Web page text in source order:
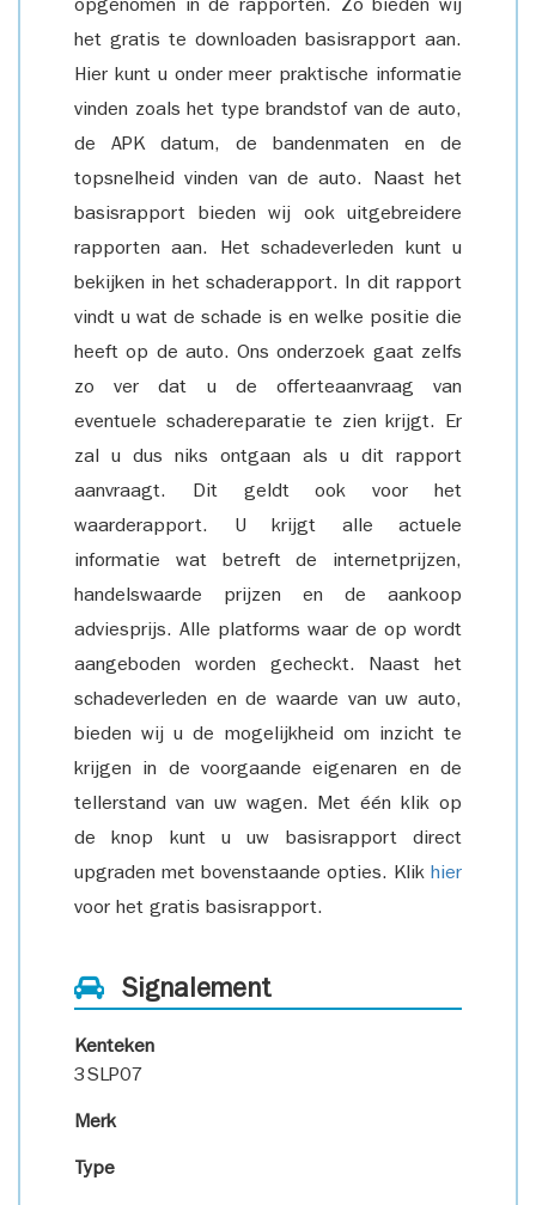
opgenomen in de rapporten. Zo bieden wij
het gratis te downloaden basisrapport aan.
Hier kunt u onder meer praktische informatie
vinden zoals het type brandstof van de auto,
de APK datum, de bandenmaten en de
topsnelheid vinden van de auto. Naast het
basisrapport bieden wij ook uitgebreidere
rapporten aan. Het schadeverleden kunt u
bekijken in het schaderapport. In dit rapport
vindt u wat de schade is en welke positie die
heeft op de auto. Ons onderzoek gaat zelfs
zo ver dat u de offerteaanvraag van
eventuele schadereparatie te zien krijgt. Er
zal u dus niks ontgaan als u dit rapport
aanvraagt. Dit geldt ook voor het
waarderapport. U krijgt alle actuele
informatie wat betreft de internetprijzen,
handelswaarde prijzen en de aankoop
adviesprijs. Alle platforms waar de op wordt
aangeboden worden gecheckt. Naast het
schadeverleden en de waarde van uw auto,
bieden wij u de mogelijkheid om inzicht te
krijgen in de voorgaande eigenaren en de
tellerstand van uw wagen. Met één klik op
de knop kunt u uw basisrapport direct
upgraden met bovenstaande opties. Klik hier
voor het gratis basisrapport.
Signalement
Kenteken
3SLP07
Merk
Type